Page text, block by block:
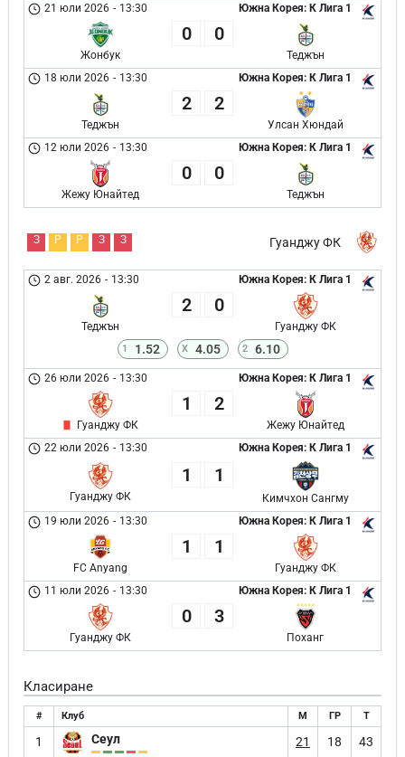
Южна Корея: К Лига 1
21 юли 2026 - 13:30
Жонбук
0 0
Теджън
Южна Корея: К Лига 1
18 юли 2026 - 13:30
Теджън
2 2
Улсан Хюндай
Южна Корея: К Лига 1
12 юли 2026 - 13:30
Жежу Юнайтед
0 0
Теджън
Гуанджу ФК
З Р Р З З
Южна Корея: К Лига 1
2 авг. 2026 - 13:30
Теджън
2 0
Гуанджу ФК
1 1.52 X 4.05 2 6.10
Южна Корея: К Лига 1
26 юли 2026 - 13:30
Гуанджу ФК
1 2
Жежу Юнайтед
Южна Корея: К Лига 1
22 юли 2026 - 13:30
Гуанджу ФК
1 1
Кимчхон Сангму
Южна Корея: К Лига 1
19 юли 2026 - 13:30
FC Anyang
1 1
Гуанджу ФК
Южна Корея: К Лига 1
11 юли 2026 - 13:30
Гуанджу ФК
0 3
Поханг
Класиране
# Клуб М ГР Т
1 Сеул 21 18 43